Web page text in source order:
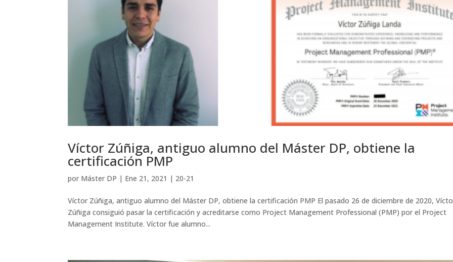
Víctor Zúñiga, antiguo alumno del Máster DP, obtiene la
certificación PMP
por Máster DP | Ene 21, 2021 | 20-21
Víctor Zúñiga, antiguo alumno del Máster DP, obtiene la certificación PMP El pasado 26 de diciembre de 2020,
Zúñiga consiguió pasar la certificación y acreditarse como Project Management Professional (PMP) por el Project
Management Institute. Víctor fue alumno...